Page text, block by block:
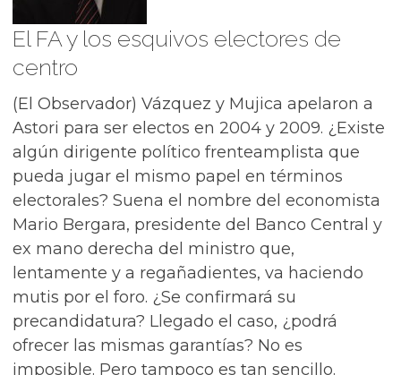
El FA y los esquivos electores de
centro
(El Observador) Vázquez y Mujica apelaron a
Astori para ser electos en 2004 y 2009. ¿Existe
algún dirigente político frenteamplista que
pueda jugar el mismo papel en términos
electorales? Suena el nombre del economista
Mario Bergara, presidente del Banco Central y
ex mano derecha del ministro que,
lentamente y a regañadientes, va haciendo
mutis por el foro. ¿Se confirmará su
precandidatura? Llegado el caso, ¿podrá
ofrecer las mismas garantías? No es
imposible. Pero tampoco es tan sencillo.